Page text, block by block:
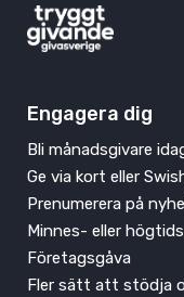
Engagera dig
Bli månadsgivare
Ge via kort eller
Prenumerera på
Minnes- eller
Företagsgåva
Fler sätt att stödja